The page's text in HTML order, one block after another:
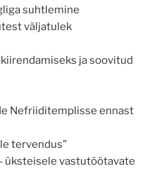
suhtlemine
väljatulek
ja soovitud
Nefriiditemplisse ennast
tervendus”
üksteisele vastutöötavate